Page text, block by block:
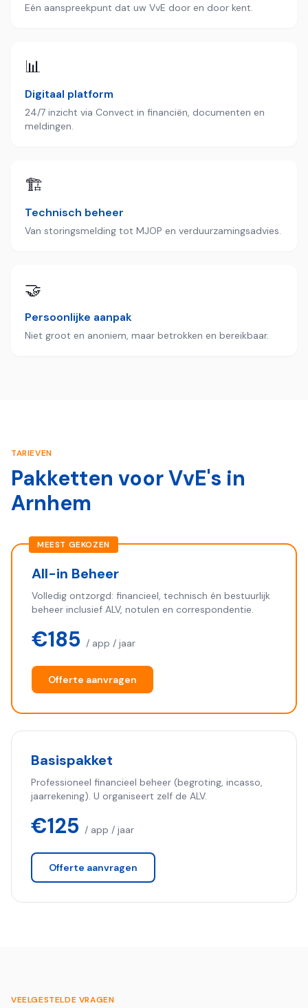
Eén aanspreekpunt dat uw VvE door en door kent.
📊
Digitaal platform
24/7 inzicht via Convect in financiën, documenten en
meldingen.
🏗️
Technisch beheer
Van storingsmelding tot MJOP en verduurzamingsadvies.
🤝
Persoonlijke aanpak
Niet groot en anoniem, maar betrokken en bereikbaar.
TARIEVEN
Pakketten voor VvE's in
Arnhem
MEEST GEKOZEN
All-in Beheer
Volledig ontzorgd: financieel, technisch én bestuurlijk
beheer inclusief ALV, notulen en correspondentie.
€185 / app / jaar
Offerte aanvragen
Basispakket
Professioneel financieel beheer (begroting, incasso,
jaarrekening). U organiseert zelf de ALV.
€125 / app / jaar
Offerte aanvragen
VEELGESTELDE VRAGEN